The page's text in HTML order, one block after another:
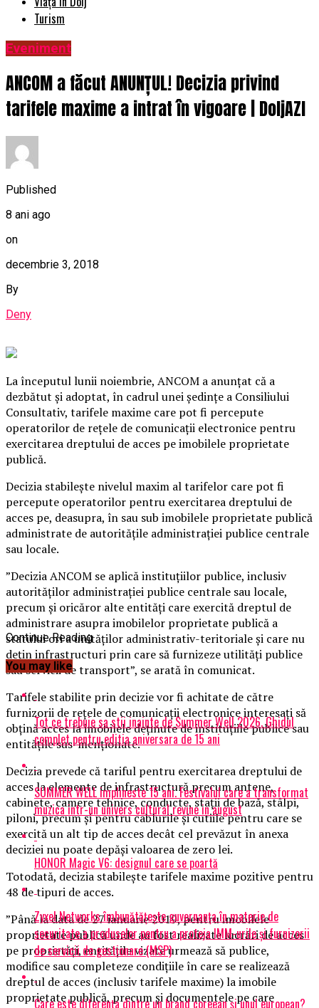
Turism
Eveniment
ANCOM a făcut ANUNȚUL! Decizia privind
tarifele maxime a intrat în vigoare | DoljAZI
Published
8 ani ago
on
decembrie 3, 2018
By
Deny
La începutul lunii noiembrie, ANCOM a anunţat că a
dezbătut şi adoptat, în cadrul unei şedinţe a Consiliului
Consultativ, tarifele maxime care pot fi percepute
operatorilor de reţele de comunicaţii electronice pentru
exercitarea dreptului de acces pe imobilele proprietate
publică.
Decizia stabileşte nivelul maxim al tarifelor care pot fi
percepute operatorilor pentru exercitarea dreptului de
acces pe, deasupra, în sau sub imobilele proprietate publică
administrate de autorităţile administraţiei publice centrale
sau locale.
”Decizia ANCOM se aplică instituţiilor publice, inclusiv
autorităţilor administraţiei publice centrale sau locale,
precum şi oricăror alte entităţi care exercită dreptul de
administrare asupra imobilelor proprietate publică a
statului ori a unităţilor administrativ-teritoriale şi care nu
deţin infrastructuri prin care să furnizeze utilităţi publice
sau servicii de transport”, se arată în comunicat.
Tarifele stabilite prin decizie vor fi achitate de către
furnizorii de reţele de comunicaţii electronice interesaţi să
obţină acces la imobilele deţinute de instituţiile publice sau
entităţile sus-menţionate.
Decizia prevede că tariful pentru exercitarea dreptului de
acces la elemente de infrastructură precum antene,
cabinete, camere tehnice, conducte, staţii de bază, stâlpi,
piloni, precum şi pentru cablurile şi cutiile pentru care se
exercită un alt tip de acces decât cel prevăzut în anexa
deciziei nu poate depăşi valoarea de zero lei.
Totodată, decizia stabileşte tarifele maxime pozitive pentru
48 de tipuri de acces.
”Până la data de 27 ianuarie 2019, pentru imobilele
proprietate publică unde au fost realizate lucrări de acces
pe proprietăţi, entităţile vizate urmează să publice,
modifice sau completeze condiţiile în care se realizează
dreptul de acces (inclusiv tarifele maxime) la imobile
proprietate publică, precum şi documentele pe care
Continue Reading
You may like
Tot ce trebuie sa stii inainte de Summer Well 2026. Ghidul
complet pentru editia aniversara de 15 ani
SUMMER WELL implineste 15 ani. Festivalul care a transformat
muzica intr-un univers cultural revine in august
HONOR Magic V6: designul care se poartă
Zyxel Networks îmbunătățește guvernanța în materie de
securitate a produselor pentru a proteja IMM-urile și furnizorii
de servicii de gestionare (MSP)
Care este diferența dintre un brand coreean și unul european?